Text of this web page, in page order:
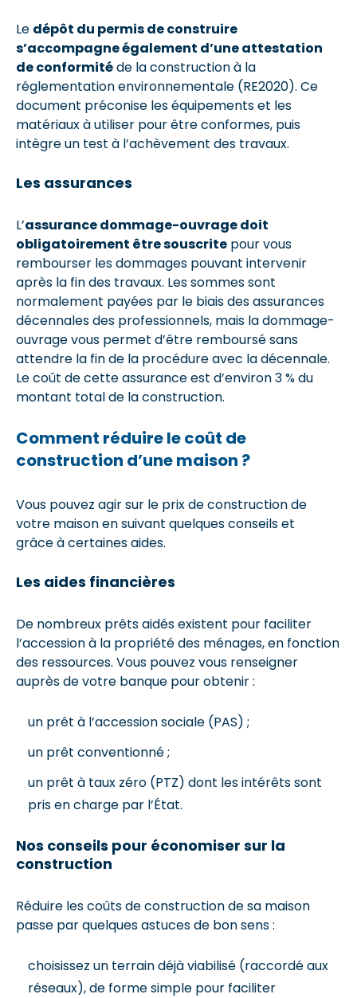
Le dépôt du permis de construire
s’accompagne également d’une attestation
de conformitéde la construction à la
réglementation environnementale (RE2020). Ce
document préconise les équipements et les
matériaux à utiliser pour être conformes, puis
intègre un test à l’achèvement des travaux.
Les assurances
L’assurance dommage-ouvrage doit
obligatoirement être souscrite pour vous
rembourser les dommages pouvant intervenir
après la fin des travaux. Les sommes sont
normalement payées par le biais des assurances
décennales des professionnels, mais la dommage-
ouvrage vous permet d’être remboursé sans
attendre la fin de la procédure avec la décennale.
Le coût de cette assurance est d’environ 3 % du
montant total de la construction.
Comment réduire le coût de
construction d’une maison ?
Vous pouvez agir sur le prix de construction de
votre maison en suivant quelques conseils et
grâce à certaines aides.
Les aides financières
De nombreux prêts aidés existent pour faciliter
l’accession à la propriété des ménages, en fonction
des ressources. Vous pouvez vous renseigner
auprès de votre banque pour obtenir :
un prêt à l’accession sociale (PAS) ;
un prêt conventionné ;
un prêt à taux zéro (PTZ) dont les intérêts sont
pris en charge par l’État.
Nos conseils pour économiser sur la
construction
Réduire les coûts de construction de sa maison
passe par quelques astuces de bon sens :
choisissez un terrain déjà viabilisé (raccordé aux
réseaux), de forme simple pour faciliter